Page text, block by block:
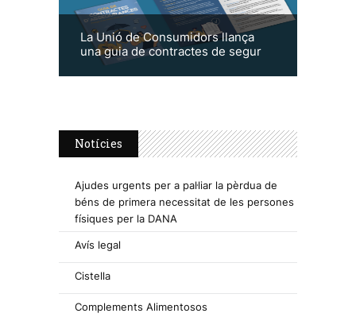
La Unió de Consumidors llança
una guia de contractes de segur
Notícies
Ajudes urgents per a pal·liar la pèrdua de
béns de primera necessitat de les persones
físiques per la DANA
Avís legal
Cistella
Complements Alimentosos